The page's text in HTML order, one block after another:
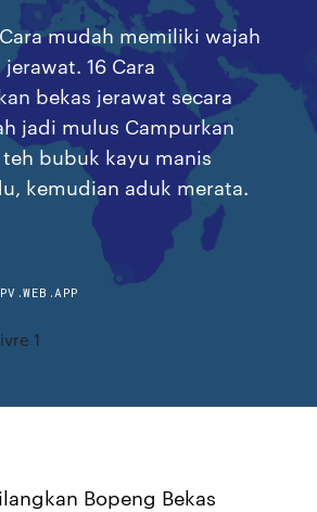
mudah memiliki wajah
16 Cara
bekas jerawat secara
jadi mulus Campurkan
bubuk kayu manis
kemudian aduk merata.
1
Bopeng Bekas